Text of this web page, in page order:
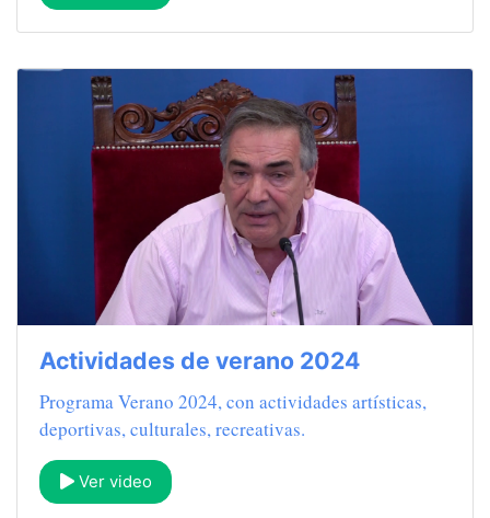
Actividades de verano 2024
Programa Verano 2024, con actividades artísticas,
deportivas, culturales, recreativas.
Ver video